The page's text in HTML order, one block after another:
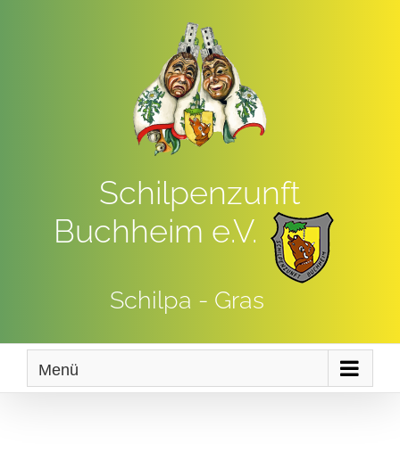
Schilpenzunft
Buchheim e.V.
Schilpa - Gras
Menü